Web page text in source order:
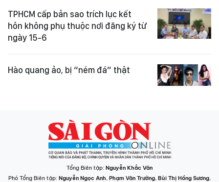
TPHCM cấp bản sao trích lục kết
hôn không phụ thuộc nơi đăng ký từ
ngày 15-6
Hào quang ảo, bị “ném đá” thật
Tổng Biên tập: Nguyễn Khắc Văn
Phó Tổng Biên tập: Nguyễn Ngọc Anh, Phạm Văn Trường, Bùi Thị Hồng Sương,